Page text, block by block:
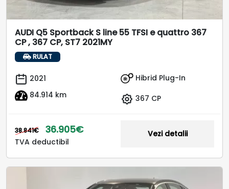
AUDI Q5 Sportback S line 55 TFSI e quattro 367
CP , 367 CP, ST7 2021MY
RULAT
2021
84.914 km
Hibrid Plug-In
367 CP
38.841€ 36.905€
TVA deductibil
Vezi detalii